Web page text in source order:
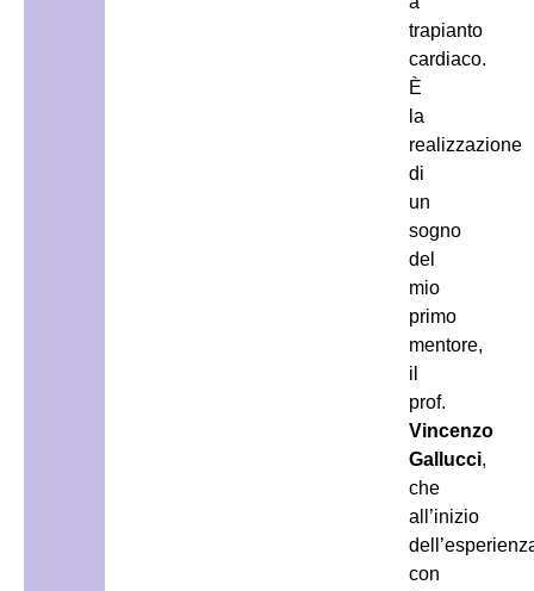
trapianto
cardiaco.
È
la
realizzazione
di
un
sogno
del
mio
primo
mentore,
il
prof.
Vincenzo
Gallucci,
che
all’inizio
con